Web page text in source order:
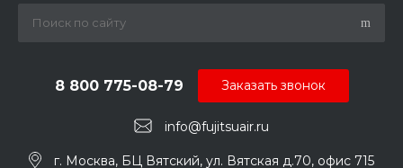
info@fujitsuair.ru
8 800 775-08-79
г. Москва, БЦ Вятский, ул. Вятская д.70, офис 715
Заказать звонок